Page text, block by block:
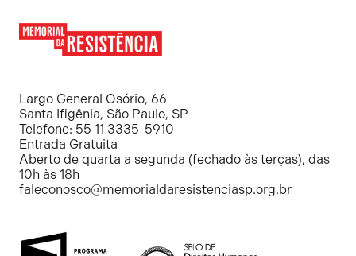
Resistência
Largo General Osório, 66
Santa Ifigênia, São Paulo, SP
Telefone: 55 11 3335-5910
Entrada Gratuita
Aberto de quarta a segunda (fechado às terças), das
10h às 18h
faleconosco@memorialdaresistenciasp.org.br